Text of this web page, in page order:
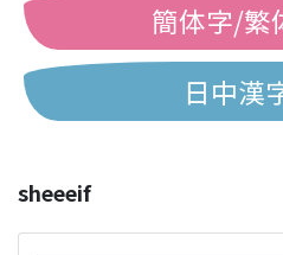
簡体字/繁
日中漢
中国語
sheeeif